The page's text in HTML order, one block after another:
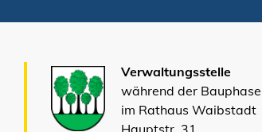
Verwaltungsstelle
während der Bauphase
im Rathaus Waibstadt